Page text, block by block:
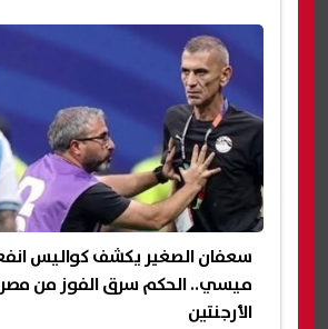
سعفان الصغير يكشف كواليس
ميسي.. الحكم سرق الفوز من
الأرجنتين